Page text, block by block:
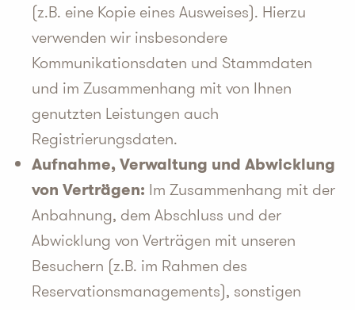
(z.B. eine Kopie eines Ausweises). Hierzu
verwenden wir insbesondere
Kommunikationsdaten und Stammdaten
und im Zusammenhang mit von Ihnen
genutzten Leistungen auch
Registrierungsdaten.
Aufnahme, Verwaltung und Abwicklung
von Verträgen: Im Zusammenhang mit der
Anbahnung, dem Abschluss und der
Abwicklung von Verträgen mit unseren
Besuchern (z.B. im Rahmen des
Reservationsmanagements), sonstigen